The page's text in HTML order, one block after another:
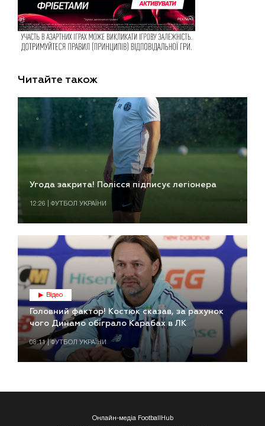
Читайте також
Угода закрита! Полісся підписує легіонера
12:26 | ФУТБОЛ УКРАЇНИ
Відео
Головний фактор! Костюк сказав, за рахунок
чого Динамо обіграло Карабах в ЛК
08:11 | ФУТБОЛ УКРАЇНИ
Онлайн-медіа FootballHub